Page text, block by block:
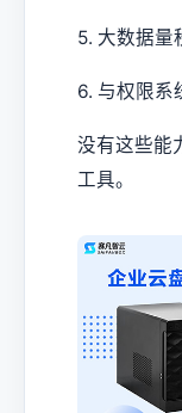
5. 大数据量
6. 与权限系
没有这些能
工具。